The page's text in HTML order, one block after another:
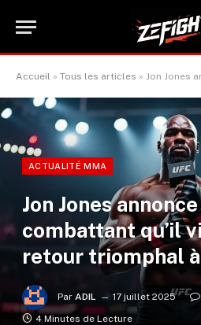
Accueil » Tous les articles » Jon Jones annonce le
ACTUALITÉ MMA
Jon Jones
combattant qu’il
retour triomphal à
Par ADIL 17 juillet 2025
4 Minutes de Lecture